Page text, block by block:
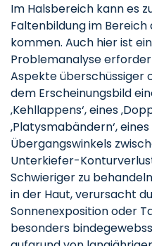
Im Halsbereich kann es
Faltenbildung im
kommen. Auch hier ist
Problemanalyse
Aspekte überschüssiger
dem Erscheinungsbild
‚Kehllappens‘, eines
‚Platysmabändern‘,
Übergangswinkels
Unterkiefer-
Schwieriger zu
in der Haut, verursacht
Sonnenexposition oder
besonders